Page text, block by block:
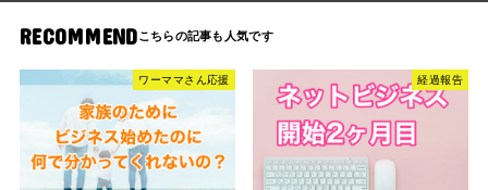
RECOMMEND
ワーママさん応援 経過報告